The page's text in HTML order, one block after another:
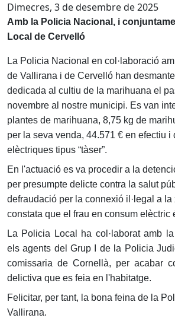
Dimecres, 3 de desembre de 2025
Amb la Policia Nacional, i
Local de Cervelló
La Policia Nacional en col·laboració
de Vallirana i de Cervelló han
dedicada al cultiu de la marihuana el
novembre al nostre municipi. Es van
plantes de marihuana, 8,75 kg de
per la seva venda, 44.571 € en efectiu i
elèctriques tipus “tàser”.
En l'actuació es va procedir a la
per presumpte delicte contra la salut
defraudació per la connexió il·legal a
constata que el frau en consum elèctric
La Policia Local ha col·laborat amb
els agents del Grup I de la Policia
comissaria de Cornellà, per acabar
delictiva que es feia en l'habitatge.
Felicitar, per tant, la bona feina de la
Vallirana.